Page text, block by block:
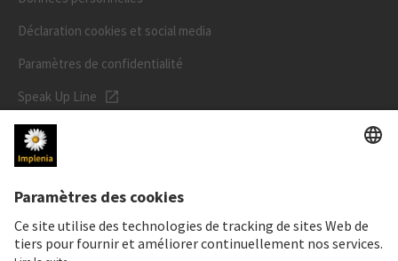
Déclaration cookies et social media
Paramètres de confidentialité
Speak Up Line
PRIX DE L'ACTION
ISIN: CH0023868554
62,30 CHF
0,00 CHF (0,00%)